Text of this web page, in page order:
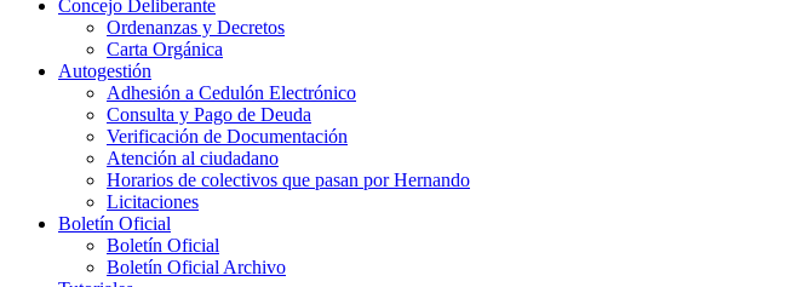
Concejo Deliberante
Ordenanzas y Decretos
Carta Orgánica
Autogestión
Adhesión a Cedulón Electrónico
Consulta y Pago de Deuda
Verificación de Documentación
Atención al ciudadano
Horarios de colectivos que pasan por Hernando
Licitaciones
Boletín Oficial
Boletín Oficial
Boletín Oficial Archivo